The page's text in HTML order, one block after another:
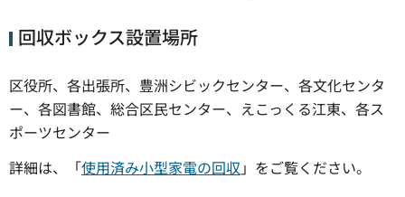
回収ボックス設置場所
区役所、各出張所、豊洲シビックセンター、各文化センタ
ー、各図書館、総合区民センター、えこっくる江東、各ス
ポーツセンター
詳細は、「使用済み小型家電の回収 」をご覧ください。